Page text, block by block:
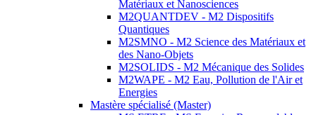
Matériaux et Nanosciences
M2QUANTDEV - M2 Dispositifs
Quantiques
M2SMNO - M2 Science des Matériaux et
des Nano-Objets
M2SOLIDS - M2 Mécanique des Solides
M2WAPE - M2 Eau, Pollution de l'Air et
Energies
Mastère spécialisé (Master)